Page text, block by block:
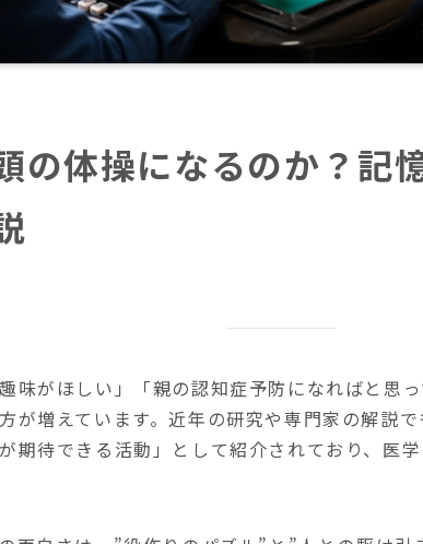
の体操になるのか？記
味がほしい」「親の認知症予防になればと思
が増えています。近年の研究や専門家の解説
期待できる活動」として紹介されており、医